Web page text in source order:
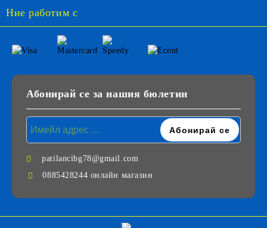
Ние работим с
Абонирай се за нашия бюлетин
patilancibg78@gmail.com
0885428244 онлайн магазин